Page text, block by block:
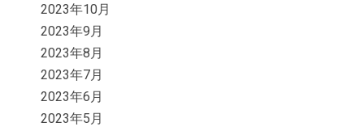
2023年10月
2023年9月
2023年8月
2023年7月
2023年6月
2023年5月